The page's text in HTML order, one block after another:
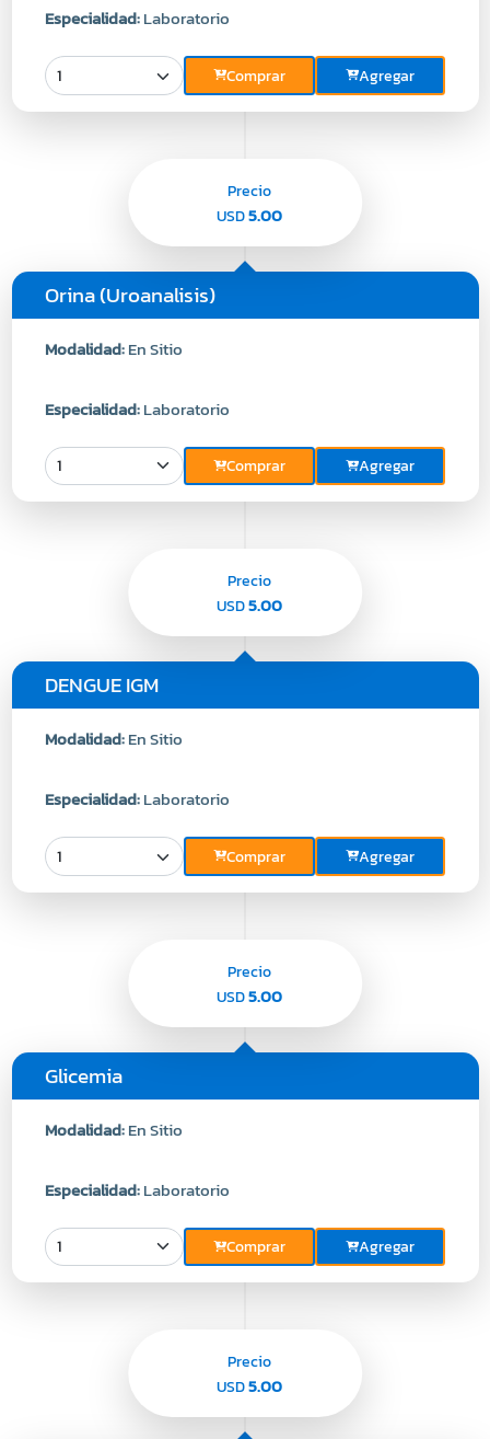
Especialidad:Laboratorio
Comprar Agregar
Orina (Uroanalisis)
Modalidad:En Sitio
Especialidad:Laboratorio
Comprar Agregar
Precio
USD5.00
DENGUE IGM
Modalidad:En Sitio
Especialidad:Laboratorio
Comprar Agregar
Precio
USD5.00
Glicemia
Modalidad:En Sitio
Especialidad:Laboratorio
Comprar Agregar
Precio
USD5.00
Precio
USD5.00